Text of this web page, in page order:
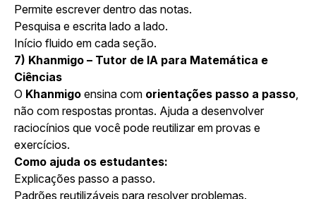
Permite escrever dentro das notas.
Pesquisa e escrita lado a lado.
Início fluido em cada seção.
7) Khanmigo – Tutor de IA para Matemática e
Ciências
O Khanmigo ensina com orientações passo a passo
não com respostas prontas. Ajuda a desenvolver
raciocínios que você pode reutilizar em provas e
exercícios.
Como ajuda os estudantes:
Explicações passo a passo.
Padrões reutilizáveis para resolver problemas.